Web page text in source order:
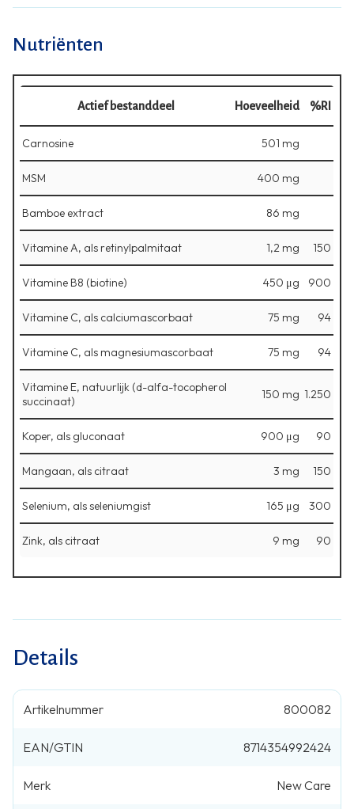
Details
Artikelnummer 800082
EAN/GTIN 8714354992424
Merk New Care
Nutriënten
Actief bestanddeel Hoeveelheid %RI
Carnosine 501 mg
MSM 400 mg
Bamboe extract 86 mg
Vitamine A, als retinylpalmitaat 1,2 mg 150
Vitamine B8 (biotine) 450 μg 900
Vitamine C, als calciumascorbaat 75 mg 94
Vitamine C, als magnesiumascorbaat 75 mg 94
Vitamine E, natuurlijk (d-alfa-tocopherol
succinaat)
150 mg 1.250
Koper, als gluconaat 900 μg 90
Mangaan, als citraat 3 mg 150
Selenium, als seleniumgist 165 μg 300
Zink, als citraat 9 mg 90